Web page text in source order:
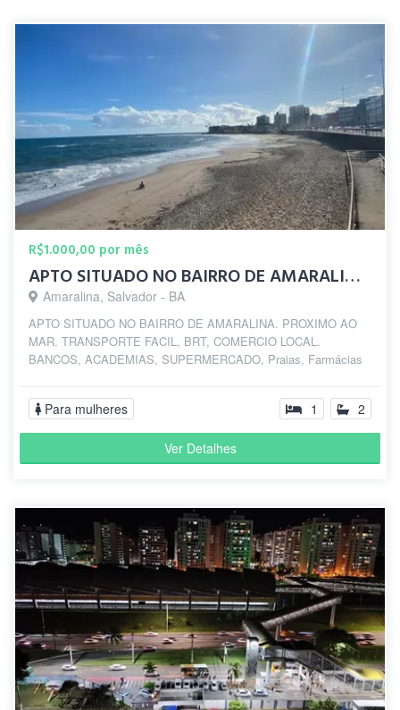
R$1.000,00 por mês
APTO SITUADO NO BAIRRO DE AMARALINA. PROXIMO A ORLA,
Amaralina, Salvador - BA
APTO SITUADO NO BAIRRO DE AMARALINA. PROXIMO AO
MAR. TRANSPORTE FACIL, BRT, COMERCIO LOCAL.
BANCOS, ACADEMIAS, SUPERMERCADO, Praias, Farmácias
Para mulheres 1 2
Ver Detalhes